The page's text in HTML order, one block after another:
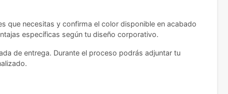
que necesitas y confirma el color disponible en acabado
específicas según tu diseño corporativo.
de entrega. Durante el proceso podrás adjuntar tu